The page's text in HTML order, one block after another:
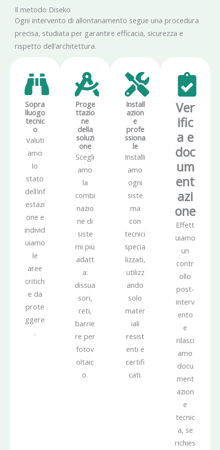
Il metodo Diseko
Ogni intervento di allontanamento segue una procedura
precisa, studiata per garantire efficacia, sicurezza e
rispetto dell’architettura.
Sopra
lluogo
tecnic
o
Valuti
amo
lo
stato
dell’inf
estazi
one e
individ
uiamo
le
aree
critich
e da
prote
ggere
.
Proge
ttazio
ne
della
soluzi
one
Scegli
amo
la
combi
nazio
ne di
siste
mi più
adatt
a:
dissua
sori,
reti,
barrie
re per
fotov
oltaic
o.
Install
azion
e
profe
ssiona
le
Installi
amo
ogni
siste
ma
con
tecnici
specia
lizzati,
utilizz
ando
solo
mater
iali
resist
enti e
certifi
cati.
Ver
ific
a e
doc
um
ent
azi
one
Effett
uiamo
un
contr
ollo
post-
interv
ento
e
rilasci
amo
docu
ment
azion
e
tecnic
a, se
richies